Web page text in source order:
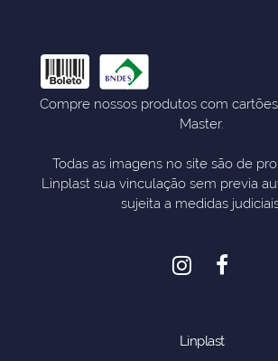
Compre nossos produtos com
Master.
Todas as imagens no site são de
Linplast sua vinculação sem previa
sujeita a medidas
Linplast